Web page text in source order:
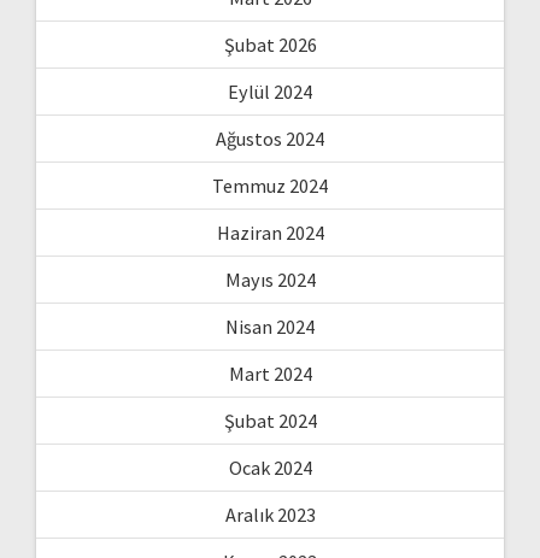
Şubat 2026
Eylül 2024
Ağustos 2024
Temmuz 2024
Haziran 2024
Mayıs 2024
Nisan 2024
Mart 2024
Şubat 2024
Ocak 2024
Aralık 2023